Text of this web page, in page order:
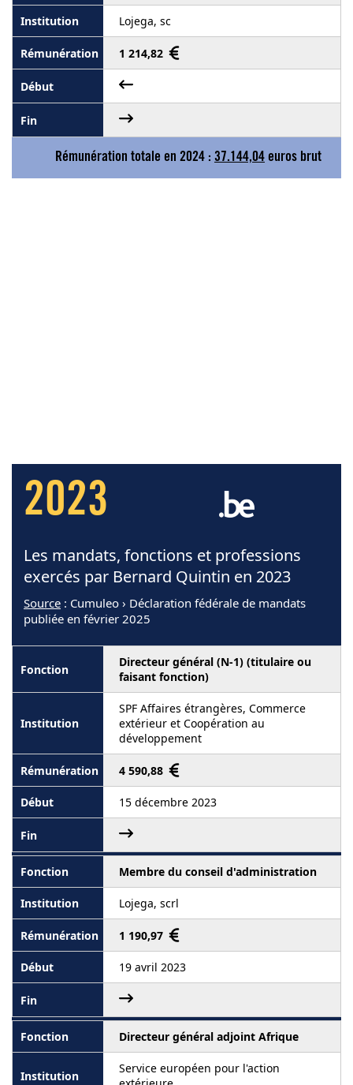
Lojega, sc
1 214,82
Rémunération totale en 2024 : 37.144,04 euros brut
2023
Les mandats, fonctions et professions
exercés par Bernard Quintin en 2023
Source : Cumuleo › Déclaration fédérale de mandats
publiée en février 2025
Directeur général (N-1) (titulaire ou
faisant fonction)
SPF Affaires étrangères, Commerce
extérieur et Coopération au
développement
4 590,88
15 décembre 2023
Membre du conseil d'administration
Lojega, scrl
1 190,97
19 avril 2023
Directeur général adjoint Afrique
Service européen pour l'action